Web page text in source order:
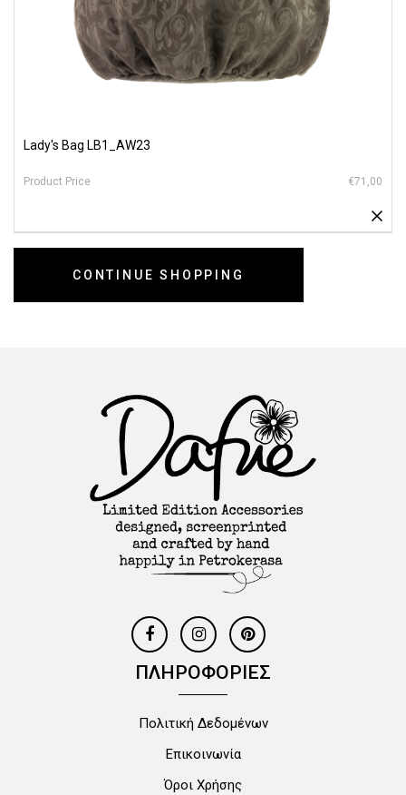
Lady's Bag LB1_AW23
€71,00
CONTINUE SHOPPING
ΠΛΗΡΟΦΟΡΙΕΣ
Πολιτική Δεδομένων
Επικοινωνία
Όροι Χρήσης